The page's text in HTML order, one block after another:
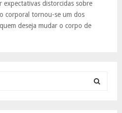
expectativas distorcidas sobre
corporal tornou-se um dos
deseja mudar o corpo de